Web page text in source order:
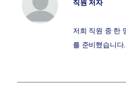
직원 저자
저희 직원 중 한
를 준비했습니다.